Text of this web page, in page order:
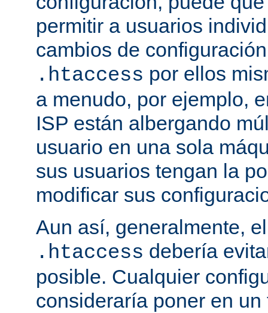
permitir a usuarios
cambios de
.htaccess por ellos
a menudo, por ejemplo,
ISP están albergando
usuario en una sola
sus usuarios tengan la
modificar sus
Aun así, generalmente,
.htaccess debería
posible. Cualquier
consideraría poner en